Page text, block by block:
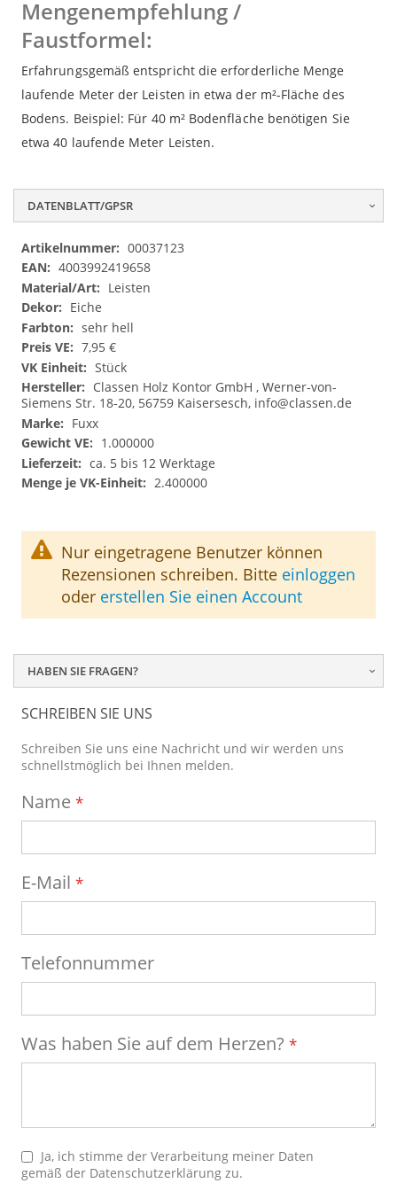
Mengenempfehlung /
Faustformel:
Erfahrungsgemäß entspricht die erforderliche Menge
laufende Meter der Leisten in etwa der m²-Fläche des
Bodens. Beispiel: Für 40 m² Bodenfläche benötigen Sie
etwa 40 laufende Meter Leisten.
DATENBLATT/GPSR
Datenblatt/GPSR 00037123
4003992419658
Leisten
Eiche
sehr hell
7,95 €
Stück
Classen Holz Kontor GmbH , Werner-von-
Siemens Str. 18-20, 56759 Kaisersesch, info@classen.de
Fuxx
1.000000
ca. 5 bis 12 Werktage
2.400000
Nur eingetragene Benutzer können
Rezensionen schreiben. Bitte einloggen
oder erstellen Sie einen Account
HABEN SIE FRAGEN?
SCHREIBEN SIE UNS
Schreiben Sie uns eine Nachricht und wir werden uns
schnellstmöglich bei Ihnen melden.
Name
E-Mail
Telefonnummer
Was haben Sie auf dem Herzen?
Ja, ich stimme der Verarbeitung meiner Daten
gemäß der Datenschutzerklärung zu.